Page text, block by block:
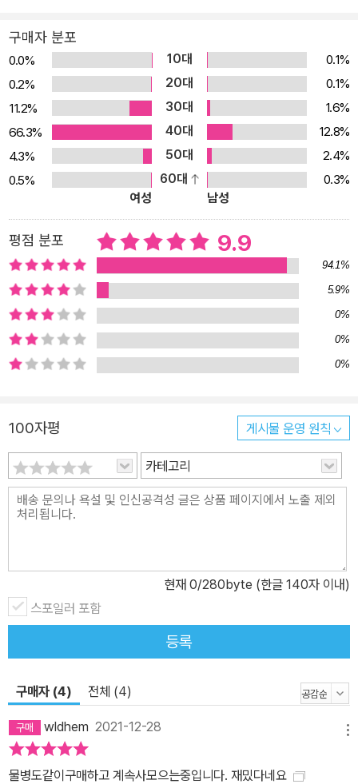
종 점검해 볼 수 있다. 과학 천재X예리한 탐정 정신이의 으스스한 활
약! 서바이벌 대회에서 최종으로 살아남는 자는? 전 권(《놓지 마 과
학!》 15)에서 누군가로부터 ‘으스스 숲 캠핑장’의 초대장을 받은 정신
이와 친구들은 참가비가 공짜인 서바이벌 대회에 참가하기 위해 길을
나선다. 이 서바이벌 대회에는 캠핑왕 김캠핑과 작가작가작가 팀, 위
즈담하우스 팀, 평범한 팀, 아이돌 가수 인션 그리고 정신이와 친구들
총 여섯 팀이 참가한다. 대회가 순조롭게 진행되는지 알았지만 작가
작가작가 팀은 괴상한 열매를 먹고 배탈이 나고, 위즈담하우스 팀은
은 그림자가 계속 맴돈다. 으으스 숲 캠핑장에서 벌어진 일은 모두 우
연의 일치일까? 아니면 누군가 고의로 만든 일일까? 정신이는 서바
이벌 대회에 참가한 팀은 물론, 캠핑장 주인, 캠핑장 스태프들을 모두
용의선상에 올려두고 범인의 행적을 천천히 찾아 나선다. 《놓지 마 과
학!》 16권에서는 위기 상황 때 꼭 알아야 할 자석 나침반을 만드는 방
법, 간이 정수기를 만드는 방법, 날씨를 미리 예측하는 방법 등이 담겨
있다. 또한 정신이가 중간중간 알려주는 과학 정보들은 더 쉽고 재밌
과학 정보로 게임까지 즐기도록 구성했으며, 더불어 정신이의 귀여운
모습이 담겨 있어 카드를 모으는 재미까지 느낄 수 있다. 정신줄 놓고
도 똑똑해지는 놀라운 학습툰! <놓지 마 과학!> 시리즈 ★과학 탐정
으로 변신한 정신이와 웃음 터지는 이야기! : 우리 생활에서 가지는 과
학적 질문들을 <놓지 마 정신줄!>의 캐릭터들이 엉뚱한 내용으로 풀
교과 과정을 기반으로 이야기 사건을 정신이와 정신이 가족이 그들만
의 방식으로 풀어나가는 방식을 구성했다. 읽다 보면 자연스럽게 과
학에 재미를 붙이고 그 원리를 이해하게 된다. ★과학적 개념을 잡아
가 만난 과학자’의 코너에서는 본문 내용과 관련한 최신 과학적 원리,
과정 등을 정신이가 쉽게 알려 준다. 과학을 어려워만 하던 어린이들
에게 과학에 관한 흥미를 느낄 수 있게 한다. ★재밌고 활동적인 요소
로 과학 지식이 저절로 생겨요! : 15권부터는 단순한 과학 지식만을
나열한 정보 구성이 아닌 본문에서 읽었던 내용을 자연스럽게 점검할
수 있는 코너를 마련했다. ‘정신이와 실력 뽐내기 퀴즈’코너에서는 사
구매자 분포
0.0% 10대
0.1%
0.2%
20대
0.1%
11.2%
30대
1.6%
66.3%
40대
12.8%
4.3%
50대
2.4%
0.5%
60대
0.3%
여성
남성
평점 분포 9.9
94.1%
5.9%
0%
0%
0%
100자평 게시물 운영 원칙
카테고리
현재 0/280byte (한글 140자 이내)
스포일러 포함
등록
구매자 (4) 전체 (4)
wldhem 2021-12-28
물병도같이구매하고 계속사모으는중입니다. 재밌다네요